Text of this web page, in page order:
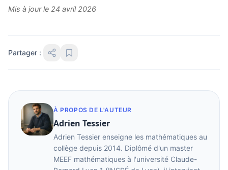
Mis à jour le 24 avril 2026
Partager :
À PROPOS DE L'AUTEUR
Adrien Tessier
Adrien Tessier enseigne les mathématiques au
collège depuis 2014. Diplômé d'un master
MEEF mathématiques à l'université Claude-